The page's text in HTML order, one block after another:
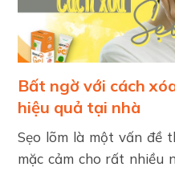
Bất ngờ với cách
hiệu quả tại nhà
Sẹo lõm là một vấn đề
mặc cảm cho rất nhiều